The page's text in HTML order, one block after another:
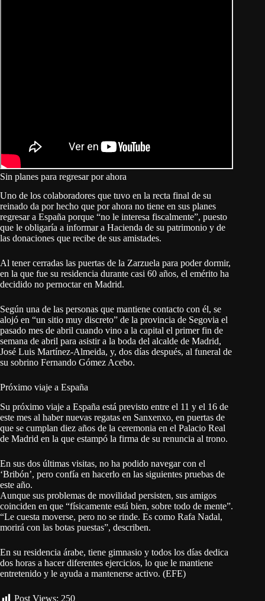
Sin planes para regresar por ahora
Uno de los colaboradores que tuvo en la recta final de su
reinado da por hecho que por ahora no tiene en sus planes
regresar a España porque “no le interesa fiscalmente”, puesto
que le obligaría a informar a Hacienda de su patrimonio y de
las donaciones que recibe de sus amistades.
Al tener cerradas las puertas de la Zarzuela para poder dormir,
en la que fue su residencia durante casi 60 años, el emérito ha
decidido no pernoctar en Madrid.
Según una de las personas que mantiene contacto con él, se
alojó en “un sitio muy discreto” de la provincia de Segovia el
pasado mes de abril cuando vino a la capital el primer fin de
semana de abril para asistir a la boda del alcalde de Madrid,
José Luis Martínez-Almeida, y, dos días después, al funeral de
su sobrino Fernando Gómez Acebo.
Próximo viaje a España
Su próximo viaje a España está previsto entre el 11 y el 16 de
este mes al haber nuevas regatas en Sanxenxo, en puertas de
que se cumplan diez años de la ceremonia en el Palacio Real
de Madrid en la que estampó la firma de su renuncia al trono.
En sus dos últimas visitas, no ha podido navegar con el
‘Bribón’, pero confía en hacerlo en las siguientes pruebas de
este año.
Aunque sus problemas de movilidad persisten, sus amigos
coinciden en que “físicamente está bien, sobre todo de mente”.
“Le cuesta moverse, pero no se rinde. Es como Rafa Nadal,
morirá con las botas puestas”, describen.
En su residencia árabe, tiene gimnasio y todos los días dedica
dos horas a hacer diferentes ejercicios, lo que le mantiene
entretenido y le ayuda a mantenerse activo. (EFE)
Post Views: 250